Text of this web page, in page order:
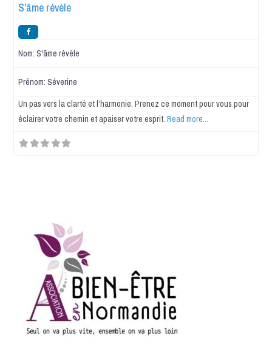
S’âme révèle
Nom:S'âme révèle
Prénom:Séverine
Un pas vers la clarté et l’harmonie. Prenez ce moment pour vous pour
éclairer votre chemin et apaiser votre esprit.Read more...